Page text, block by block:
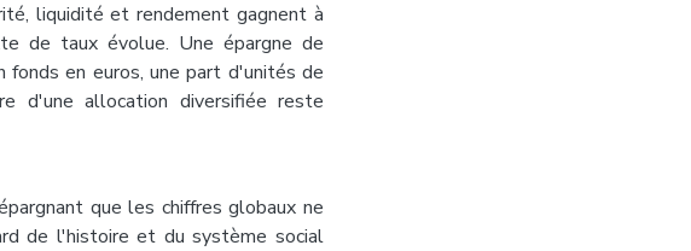
liquidité et rendement gagnent à
de taux évolue. Une épargne de
en euros, une part d'unités de
d'une allocation diversifiée reste
que les chiffres globaux ne
de l'histoire et du système social